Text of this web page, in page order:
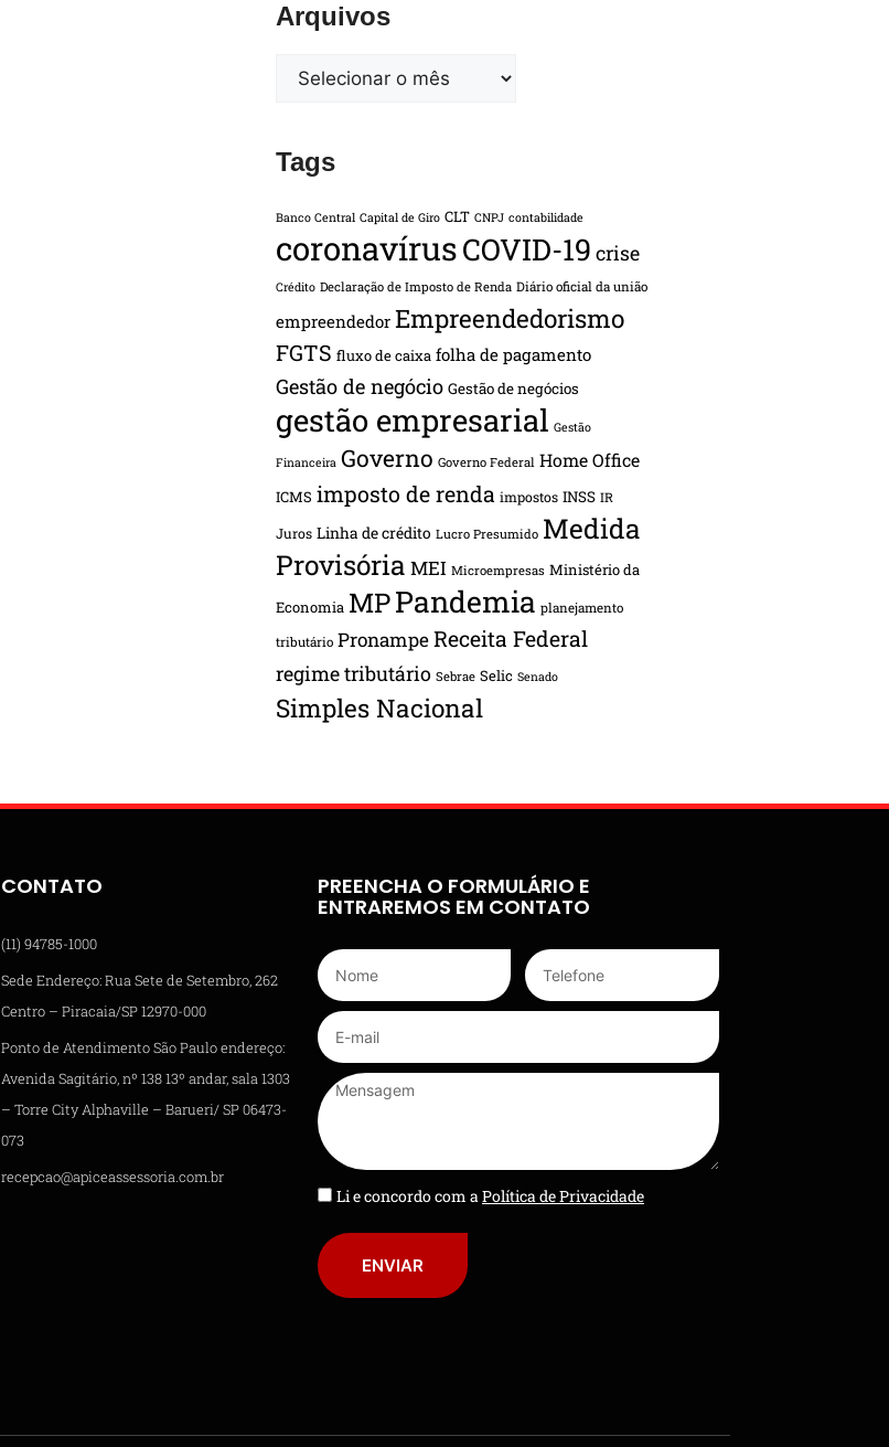
Arquivos
Tags
Banco Central Capital de Giro CLT CNPJ contabilidade
coronavírusCOVID-19 crise
Crédito Declaração de Imposto de Renda Diário oficial da união
empreendedor Empreendedorismo
FGTS fluxo de caixa folha de pagamento
Gestão de negócio Gestão de negócios
gestão empresarial Gestão
Financeira Governo Governo Federal Home Office
ICMS imposto de renda impostos INSS IR
Juros Linha de crédito Lucro Presumido Medida
Provisória MEI Microempresas Ministério da
Economia MPPandemia planejamento
tributário PronampeReceita Federal
regime tributário Sebrae Selic Senado
Simples Nacional
CONTATO
(11) 94785-1000
Sede Endereço: Rua Sete de Setembro, 262
Centro – Piracaia/SP 12970-000
Ponto de Atendimento São Paulo endereço:
Avenida Sagitário, nº 138 13º andar, sala 1303
– Torre City Alphaville – Barueri/ SP 06473-
073
recepcao@apiceassessoria.com.br
PREENCHA O FORMULÁRIO E
ENTRAREMOS EM CONTATO
Li e concordo com aPolítica de Privacidade
ENVIAR